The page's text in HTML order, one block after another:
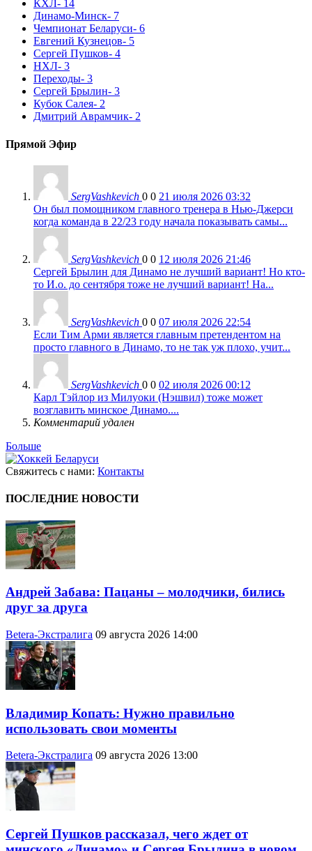
КХЛ- 14
Динамо-Минск- 7
Чемпионат Беларуси- 6
Евгений Кузнецов- 5
Сергей Пушков- 4
НХЛ- 3
Переходы- 3
Сергей Брылин- 3
Кубок Салея- 2
Дмитрий Аврамчик- 2
Прямой Эфир
SergVashkevich 0 0 21 июля 2026 03:32
Он был помощником главного тренера в Нью-Джерси
когда команда в 22/23 году начала показывать самы...
SergVashkevich 0 0 12 июля 2026 21:46
Сергей Брылин для Динамо не лучший вариант! Но кто-
то И.о. до сентября тоже не лучший вариант! На...
SergVashkevich 0 0 07 июля 2026 22:54
Если Тим Арми является главным претендентом на
просто главного в Динамо, то не так уж плохо, учит...
SergVashkevich 0 0 02 июля 2026 00:12
Карл Тэйлор из Милуоки (Нэшвил) тоже может
возглавить минское Динамо....
Комментарий удален
Больше
Свяжитесь с нами: Контакты
ПОСЛЕДНИЕ НОВОСТИ
Андрей Забава: Пацаны – молодчики, бились
друг за друга
Betera-Экстралига 09 августа 2026 14:00
Владимир Копать: Нужно правильно
использовать свои моменты
Betera-Экстралига 09 августа 2026 13:00
Сергей Пушков рассказал, чего ждет от